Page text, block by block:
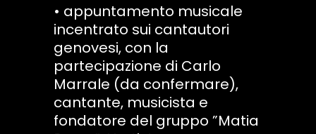
• appuntamento musicale
incentrato sui cantautori
genovesi, con la
partecipazione di Carlo
Marrale (da confermare),
cantante, musicista e
fondatore del gruppo ”Matia